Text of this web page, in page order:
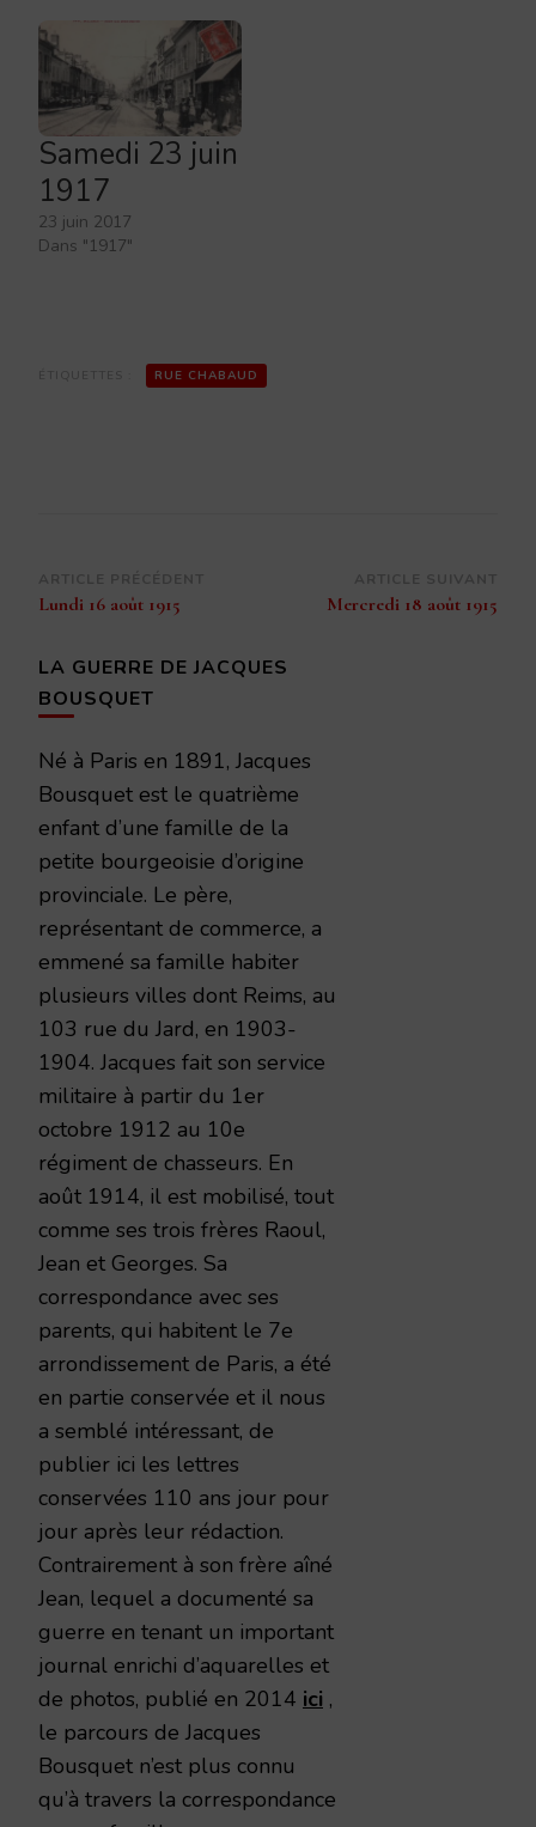
Samedi 23 juin
1917
23 juin 2017
Dans "1917"
RUE CHABAUD
Navigation
d’article
Lundi 16 août 1915 Mercredi 18 août 1915
LA GUERRE DE JACQUES
BOUSQUET
Né à Paris en 1891, Jacques
Bousquet est le quatrième
enfant d’une famille de la
petite bourgeoisie d’origine
provinciale. Le père,
représentant de commerce, a
emmené sa famille habiter
plusieurs villes dont Reims, au
103 rue du Jard, en 1903-
1904. Jacques fait son service
militaire à partir du 1er
octobre 1912 au 10e
régiment de chasseurs. En
août 1914, il est mobilisé, tout
comme ses trois frères Raoul,
Jean et Georges. Sa
correspondance avec ses
parents, qui habitent le 7e
arrondissement de Paris, a été
en partie conservée et il nous
a semblé intéressant, de
publier ici les lettres
conservées 110 ans jour pour
jour après leur rédaction.
Contrairement à son frère aîné
Jean, lequel a documenté sa
guerre en tenant un important
journal enrichi d’aquarelles et
de photos, publié en 2014 ici ,
le parcours de Jacques
Bousquet n’est plus connu
qu’à travers la correspondance